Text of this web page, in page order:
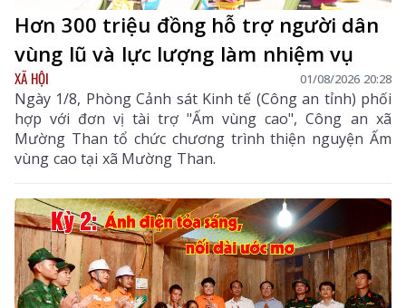
Hơn 300 triệu đồng hỗ trợ người dân
vùng lũ và lực lượng làm nhiệm vụ
XÃ HỘI 01/08/2026 20:28
Ngày 1/8, Phòng Cảnh sát Kinh tế (Công an tỉnh) phối
hợp với đơn vị tài trợ "Ấm vùng cao", Công an xã
Mường Than tổ chức chương trình thiện nguyện Ấm
vùng cao tại xã Mường Than.